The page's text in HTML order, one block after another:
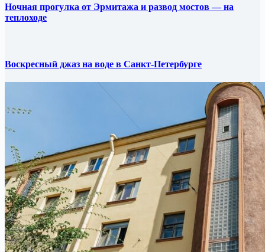
Ночная прогулка от Эрмитажа и развод мостов — на
теплоходе
Воскресный джаз на воде в Санкт-Петербурге